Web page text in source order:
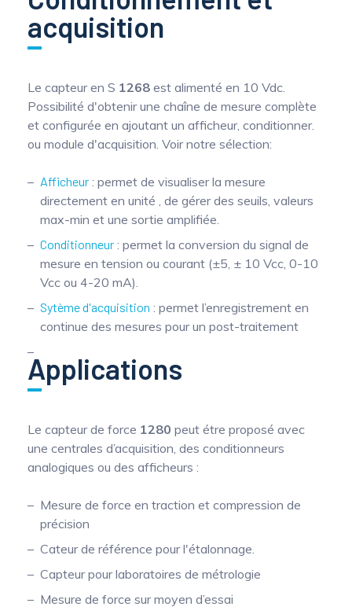
acquisition
Le capteur en S 1268 est alimenté en 10 Vdc.
Possibilité d'obtenir une chaîne de mesure complète
et configurée en ajoutant un afficheur, conditionner.
ou module d'acquisition. Voir notre sélection:
Afficheur : permet de visualiser la mesure
directement en unité , de gérer des seuils, valeurs
max-min et une sortie amplifiée.
Conditionneur : permet la conversion du signal de
mesure en tension ou courant (±5, ± 10 Vcc, 0-10
Vcc ou 4-20 mA).
Sytème d'acquisition : permet l’enregistrement en
continue des mesures pour un post-traitement
Applications
Le capteur de force 1280 peut étre proposé avec
une centrales d’acquisition, des conditionneurs
analogiques ou des afficheurs :
Mesure de force en traction et compression de
précision
Cateur de référence pour l'étalonnage.
Capteur pour laboratoires de métrologie
Mesure de force sur moyen d’essai